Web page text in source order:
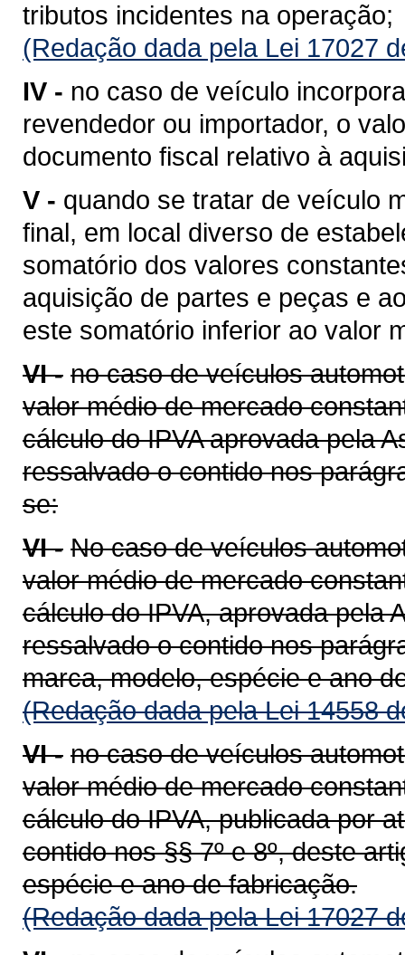
tributos incidentes na operação;
(Redação dada pela Lei 17027
IV - no caso de veículo
revendedor ou importador, o
documento fiscal relativo à
V - quando se tratar de veículo
final, em local diverso de
somatório dos valores
aquisição de partes e peças e
este somatório inferior ao valor
VI - no caso de veículos
valor médio de mercado
cálculo do IPVA aprovada pela
ressalvado o contido nos
se:
VI - No caso de veículos
valor médio de mercado
cálculo do IPVA, aprovada pela
ressalvado o contido nos
marca, modelo, espécie e ano
(Redação dada pela Lei 14558
VI - no caso de veículos
valor médio de mercado
cálculo do IPVA, publicada por
contido nos §§ 7º e 8º, deste
espécie e ano de fabricação.
(Redação dada pela Lei 17027